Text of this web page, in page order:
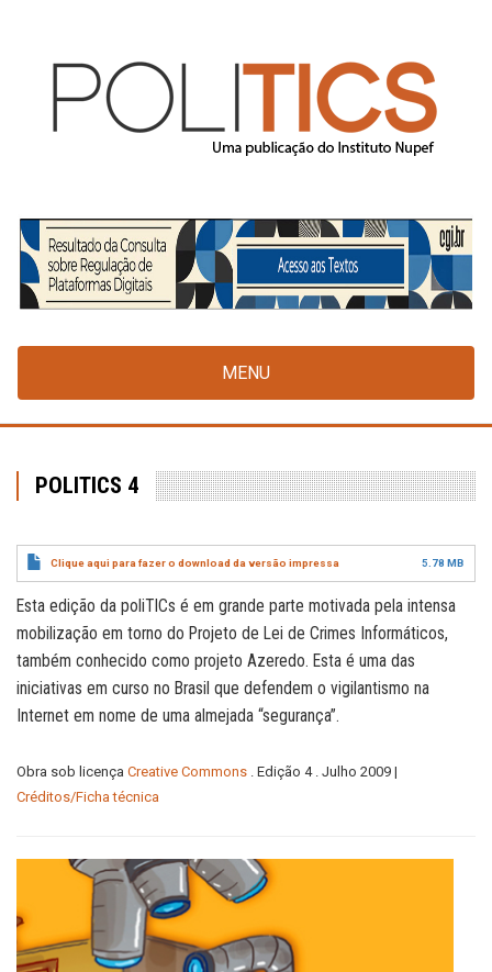
MENU
POLITICS 4
Clique aqui para fazer o download da versão impressa 5.78 MB
Esta edição da poliTICs é em grande parte motivada pela intensa
mobilização em torno do Projeto de Lei de Crimes Informáticos,
também conhecido como projeto Azeredo. Esta é uma das
iniciativas em curso no Brasil que defendem o vigilantismo na
Internet em nome de uma almejada “segurança”.
Obra sob licença Creative Commons . Edição 4 . Julho 2009 |
Créditos/Ficha técnica